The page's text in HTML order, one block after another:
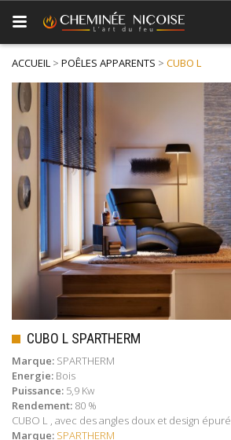
ACCUEIL > POÊLES APPARENTS > CUBO L
CUBO L SPARTHERM
Marque: SPARTHERM
Energie: Bois
Puissance: 5,9 Kw
Rendement: 80 %
CUBO L , avec des angles doux et design épuré
Marque: SPARTHERM